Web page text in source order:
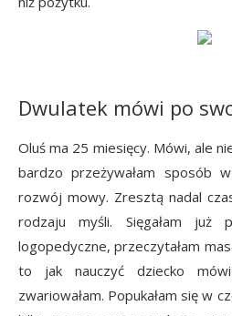
Dwulatek mówi po
Oluś ma 25 miesięcy. Mówi, ale
bardzo przeżywałam sposób
rozwój mowy. Zresztą nadal
rodzaju myśli. Sięgałam już
logopedyczne, przeczytałam
to jak nauczyć dziecko
zwariowałam. Popukałam się w